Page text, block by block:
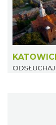
ODSŁUCHAJ